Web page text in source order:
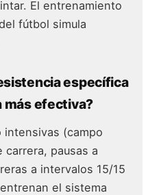
El entrenamiento
fútbol simula
específica
más efectiva?
(campo
carrera, pausas a
a intervalos 15/15
el sistema